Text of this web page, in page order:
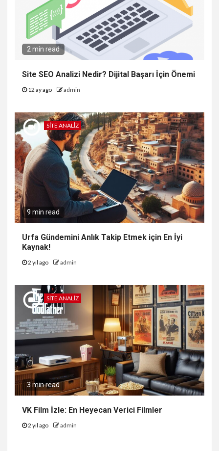
2 min read
Site SEO Analizi Nedir? Dijital Başarı İçin Önemi
12 ay ago admin
SITE ANALIZ
9 min read
Urfa Gündemini Anlık Takip Etmek için En İyi
Kaynak!
2 yıl ago admin
SITE ANALIZ
3 min read
VK Film İzle: En Heyecan Verici Filmler
2 yıl ago admin